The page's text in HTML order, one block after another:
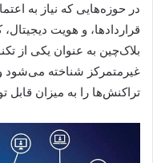
در حوزه‌هایی که نیاز به
قراردادها، و هویت
بلاک‌چین به عنوان یکی از
غیرمتمرکز شناخته می‌شود
تراکنش‌ها را به میزان